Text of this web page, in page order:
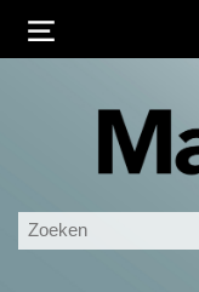
Ingelogd blijven